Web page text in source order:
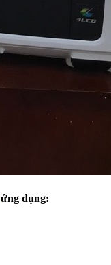
ứng dụng: